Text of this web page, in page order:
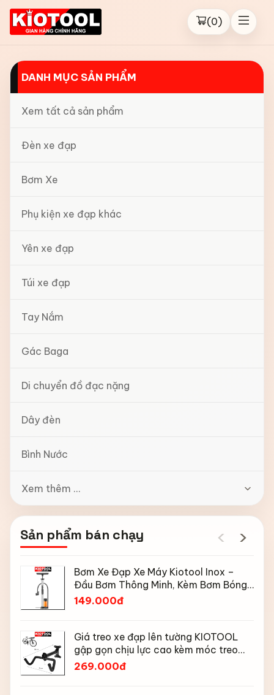
(0)
DANH MỤC SẢN PHẨM
Xem tất cả sản phẩm
Đèn xe đạp
Bơm Xe
Phụ kiện xe đạp khác
Yên xe đạp
Túi xe đạp
Tay Nắm
Gác Baga
Di chuyển đồ đạc nặng
Dây đèn
Bình Nước
Xem thêm ...
Sản phẩm bán chạy ‹ ›
Bơm Xe Đạp Xe Máy Kiotool Inox –
Đầu Bơm Thông Minh, Kèm Bơm Bóng,
Đồng Hồ 160 PSI
149.000đ
Giá treo xe đạp lên tường KIOTOOL
gập gọn chịu lực cao kèm móc treo
mũ bảo hiểm
269.000đ